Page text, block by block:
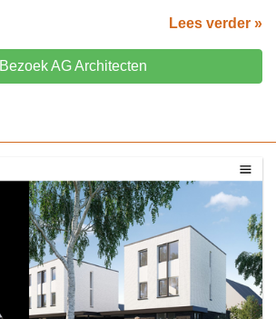
Lees verder »
Bezoek AG Architecten